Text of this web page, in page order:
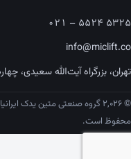
۰۲۱ – ۵۵۲۴ ۵۳۲۵
info@miclift.co
تهران، بزرگراه آیت‌الله سعیدی،
© ۲,۰۲۶ گروه صنعتی متین یدک
محفوظ است.